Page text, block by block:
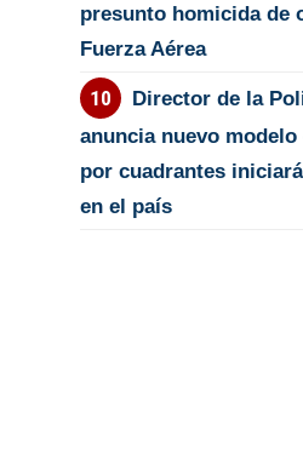
presunto homicida de
Fuerza Aérea
Director de la
anuncia nuevo
por cuadrantes
en el país